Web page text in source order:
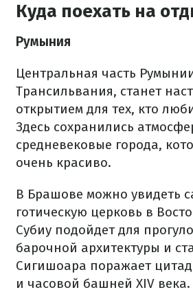
Куда поехать на
Румыния
Центральная часть
Трансильвания, станет
открытием для тех, кто
Здесь сохранились
средневековые города,
очень красиво.
В Брашове можно увидеть
готическую церковь в
Субиу подойдет для
барочной архитектуры и
Сигишоара поражает
и часовой башней XIV